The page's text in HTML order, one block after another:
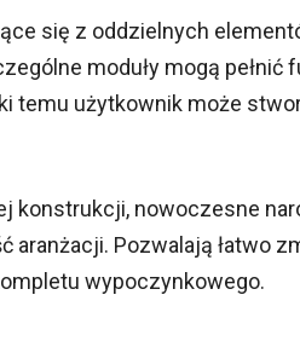
się z oddzielnych
moduły mogą pełnić
temu użytkownik może
konstrukcji, nowoczesne
Pozwalają łatwo
wypoczynkowego.